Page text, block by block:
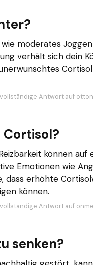
moderates
verhält sich dein
Antwort auf
können auf
Emotionen wie
dass erhöhte
können.
Antwort auf
senken?